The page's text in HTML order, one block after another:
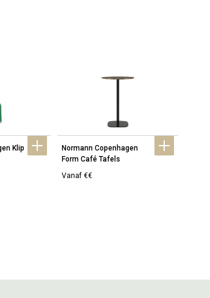
Klip
Normann Copenhagen
Form Café Tafels
Vanaf €€